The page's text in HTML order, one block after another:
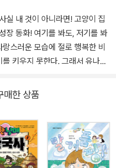
실 내 것이 아니라면! 고양이 집
장 동화! 여기를 봐도, 저기를 봐
스러운 모습에 절로 행복한 비
를 키우지 못한다. 그래서 유나는
는 말이다. 혜연의 고양이 사진
들이 이번에는 고양이와 함께 찍
자고 한 것이다. 이전처럼 고양이
해진 유나는 혜연을 직접 만나러
키우기 위해 노력한 모습들을 알
매한 상품